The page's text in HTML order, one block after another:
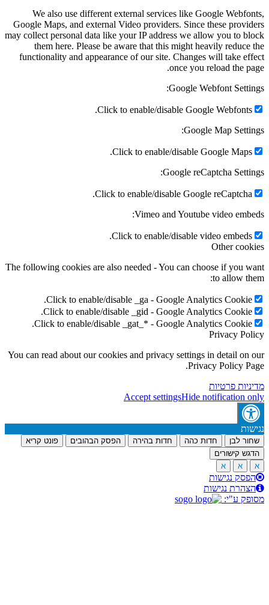
We also use different external services like
Google Maps, and external Video providers. Since
may collect personal data like your IP address we
them here. Please be aware that this might
functionality and appearance of our site. Changes
once you
Google
Click to enable/disable
Google
Click to enable/disable
Google
Click to enable/disable Google
Vimeo and Youtube
Click to enable/disable
The following cookies are also needed - You can
Click to enable/disable _ga - Google
Click to enable/disable _gid - Google
Click to enable/disable _gat_* - Google
You can read about our cookies and privacy settings
Accept settingsHide
כהה חדות בהירה הפסק הבהובים פונט קריא